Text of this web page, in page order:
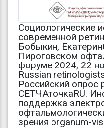
Социологические
современной
Бобыкин,
Пироговском
форуме 2024, 22
Russian
Российский опрос
СЕТЧАточкаRU.
поддержка
зрения organum-